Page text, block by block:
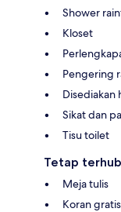
Shower
Kloset
Pengering
Disediakan
Sikat dan
Tisu toilet
Tetap
Meja tulis
Koran gratis